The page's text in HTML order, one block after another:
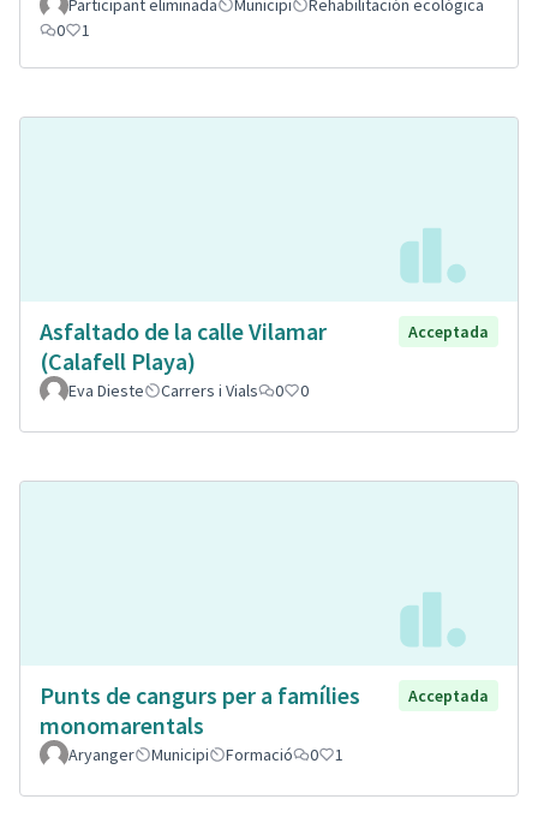
Participant eliminada
Municipi
Rehabilitación ecológica
0
1
Asfaltado de la calle Vilamar
(Calafell Playa)
Acceptada
Eva Dieste Carrers i Vials 0 0
Punts de cangurs per a famílies
monomarentals
Acceptada
Aryanger Municipi Formació 0 1